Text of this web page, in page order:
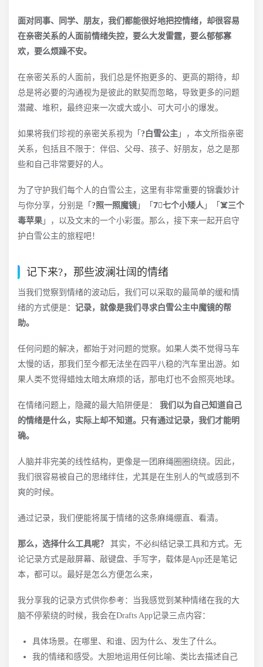
面对同事、同学、朋友，我们都能很好地把控情绪，却很容易
在亲密关系的人面前情绪失控，要么大发雷霆，要么郁郁寡
欢，要么烦躁不安。
在亲密关系的人面前，我们总是怀抱更多的、更高的期待，却
总是将必要的沟通视为是彼此的默契而忽略，导致更多的问题
潜藏、堆积，最终迎来一次或大或小、可大可小的爆发。
如果将我们珍视的亲密关系视为「 ?白雪公主 」，本文所指亲密
关系，包括且不限于：伴侣、父母、孩子、好朋友，总之是那
些和自己非常要好的人。
为了守护我们每个人的白雪公主，这里有非常重要的锦囊妙计
与你分享，分别是「 ?照一照魔镜 」「 7⃣️七个小矮人 」「 ☠️三个
毒苹果 」，以及文末的一个小彩蛋。那么，接下来一起开启守
护白雪公主的旅程吧！
记下来?，那些波澜壮阔的情绪
当我们觉察到情绪的波动后，我们可以采取的最简单的缓和情
绪的方式便是： 记录，就像是我们寻求白雪公主中魔镜的帮
助。
任何问题的解决，都始于对问题的觉察。如果人类不觉得马车
太慢的话，那我们至今都无法坐在四平八稳的汽车里出游。如
果人类不觉得蜡烛太暗太麻烦的话，那电灯也不会照亮地球。
在情绪问题上，隐藏的最大陷阱便是： 我们以为自己知道自己
的情绪是什么，实际上却不知道。只有通过记录，我们才能明
确。
人脑并非完美的线性结构，更像是一团麻绳圈圈绕绕。因此，
我们很容易被自己的思绪绊住，尤其是在生别人的气或感到不
爽的时候。
通过记录，我们便能将属于情绪的这条麻绳绷直、看清。
那么，选择什么工具呢？
其实，不必纠结记录工具和方式。无
论记录方式是敲屏幕、敲键盘、手写字，载体是App还是笔记
本，都可以。最好是怎么方便怎么来，
我分享我的记录方式供你参考：当我感觉到某种情绪在我的大
脑不停萦绕的时候，我会在Drafts App记录三点内容：
具体场景。在哪里、和谁、因为什么、发生了什么。
我的情绪和感受。大胆地运用任何比喻、类比去描述自己